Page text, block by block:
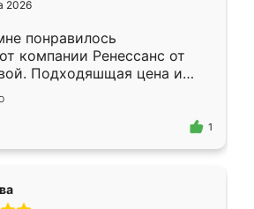
2026
понравилось
компании Ренессанс от
Подходяшщая цена и
изготовления. Приехавший
Владислав
эскизу самый
1